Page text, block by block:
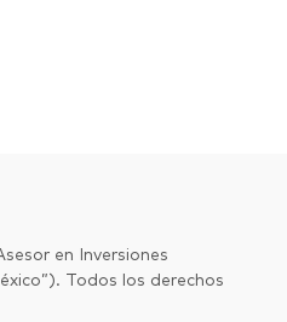
en Inversiones
Todos los derechos